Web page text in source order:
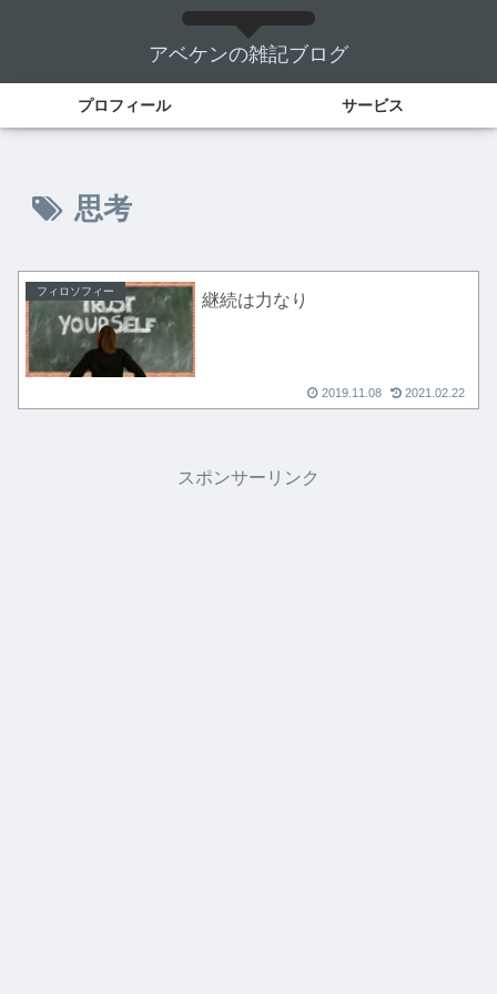
アベケンの雑記ブログ
プロフィール サービス
思考
フィロソフィー 継続は力なり
2019.11.08 2021.02.22
スポンサーリンク